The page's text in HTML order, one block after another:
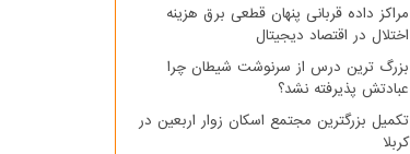
مراکز داده قربانی پنهان قطعی برق هزینه
اختلال در اقتصاد دیجیتال
بزرگ ترین درس از سرنوشت شیطان چرا
عبادتش پذیرفته نشد؟
تکمیل بزرگترین مجتمع اسکان زوار اربعین در
کربلا